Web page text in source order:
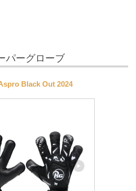
パーグローブ
Black Out 2024